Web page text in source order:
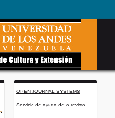
OPEN JOURNAL SYSTEMS
Servicio de ayuda de la revista